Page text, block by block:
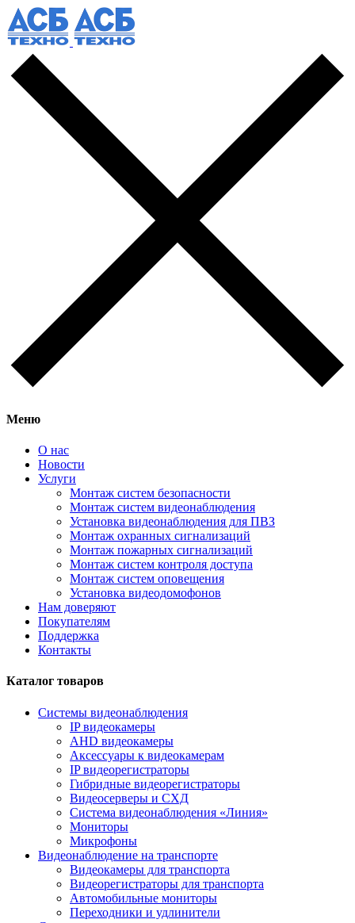
Меню
О нас
Новости
Услуги
Монтаж систем безопасности
Монтаж систем видеонаблюдения
Установка видеонаблюдения для ПВЗ
Монтаж охранных сигнализаций
Монтаж пожарных сигнализаций
Монтаж систем контроля доступа
Монтаж систем оповещения
Установка видеодомофонов
Нам доверяют
Покупателям
Поддержка
Контакты
Каталог товаров
Системы видеонаблюдения
IP видеокамеры
AHD видеокамеры
Аксессуары к видеокамерам
IP видеорегистраторы
Гибридные видеорегистраторы
Видеосерверы и СХД
Система видеонаблюдения «Линия»
Мониторы
Микрофоны
Видеонаблюдение на транспорте
Видеокамеры для транспорта
Видеорегистраторы для транспорта
Автомобильные мониторы
Переходники и удлинители